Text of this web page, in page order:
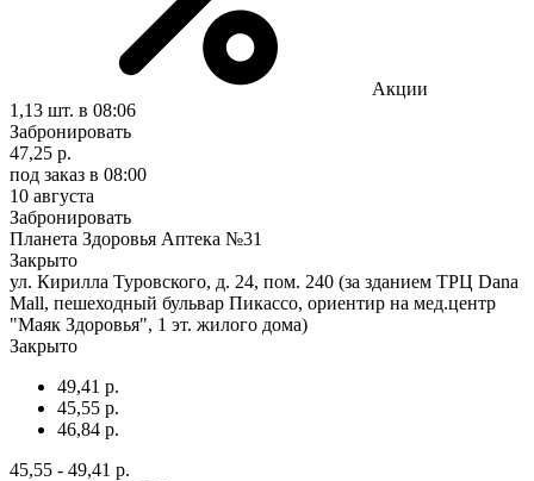
Акции
1,13 шт. в 08:06
Забронировать
47,25 р.
под заказ в 08:00
10 августа
Забронировать
Планета Здоровья Аптека №31
Закрыто
ул. Кирилла Туровского, д. 24, пом. 240 (за зданием ТРЦ Dana
Mall, пешеходный бульвар Пикассо, ориентир на мед.центр
"Маяк Здоровья", 1 эт. жилого дома)
Закрыто
49,41 р.
45,55 р.
46,84 р.
45,55 - 49,41 р.